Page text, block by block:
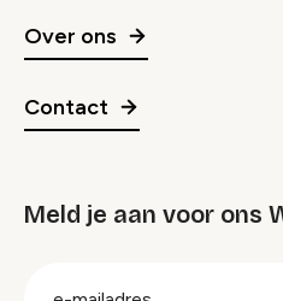
Over ons
Contact
Meld je aan voor ons